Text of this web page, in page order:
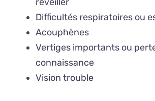
réveiller
Difficultés respiratoires ou
Acouphènes
Vertiges importants ou
connaissance
Vision trouble